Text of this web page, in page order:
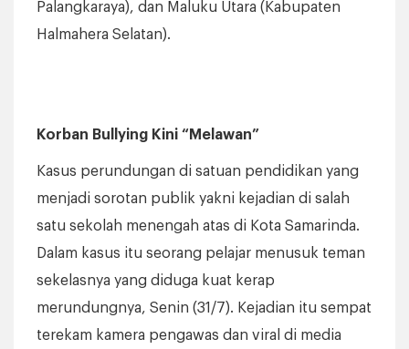
Palangkaraya), dan Maluku Utara (Kabupaten
Halmahera Selatan).
Korban Bullying Kini “Melawan”
Kasus perundungan di satuan pendidikan yang
menjadi sorotan publik yakni kejadian di salah
satu sekolah menengah atas di Kota Samarinda.
Dalam kasus itu seorang pelajar menusuk teman
sekelasnya yang diduga kuat kerap
merundungnya, Senin (31/7). Kejadian itu sempat
terekam kamera pengawas dan viral di media